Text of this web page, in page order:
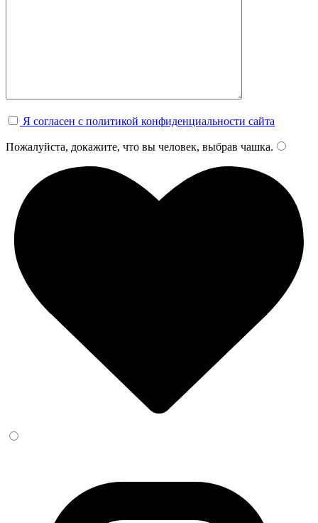
Я согласен с политикой конфиденциальности сайта
Пожалуйста, докажите, что вы человек, выбрав чашка.